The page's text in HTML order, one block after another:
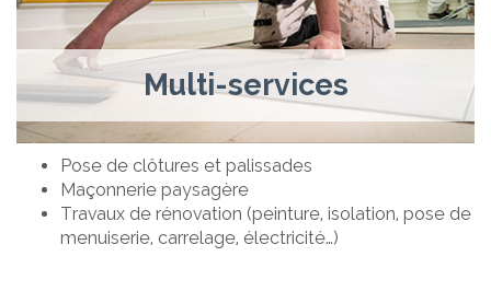
Multi-services
Pose de clôtures et palissades
Maçonnerie paysagère
Travaux de rénovation (peinture, isolation, pose de
menuiserie, carrelage, électricité…)